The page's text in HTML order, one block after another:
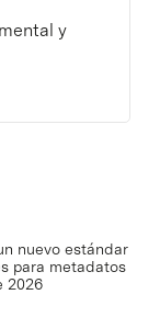
y
nuevo estándar
para metadatos
2026